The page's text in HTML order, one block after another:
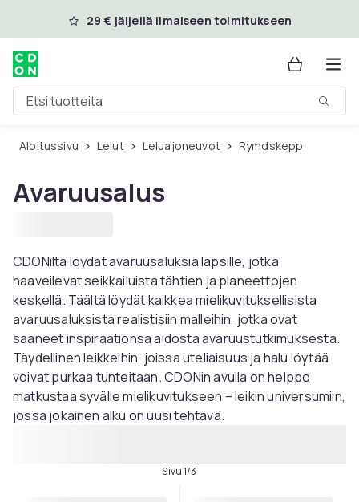
Ohita ja siirry pääsisältöön
29 € jäljellä ilmaiseen toimitukseen
Etsi tuotteita
Aloitussivu Lelut Leluajoneuvot Rymdskepp
Avaruusalus
CDONilta löydät avaruusaluksia lapsille, jotka
haaveilevat seikkailuista tähtien ja planeettojen
keskellä. Täältä löydät kaikkea mielikuvituksellisista
avaruusaluksista realistisiin malleihin, jotka ovat
saaneet inspiraationsa aidosta avaruustutkimuksesta.
Täydellinen leikkeihin, joissa uteliaisuus ja halu löytää
voivat purkaa tunteitaan. CDONin avulla on helppo
matkustaa syvälle mielikuvitukseen – leikin universumiin,
jossa jokainen alku on uusi tehtävä.
Sivu 1/3